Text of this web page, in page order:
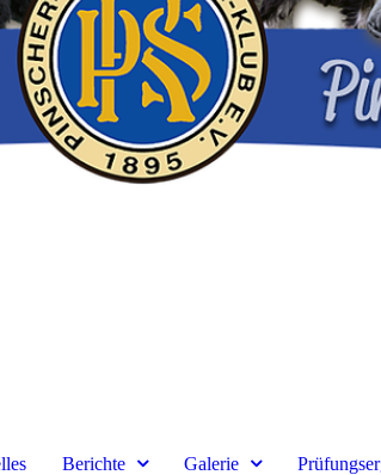
Berichte Galerie